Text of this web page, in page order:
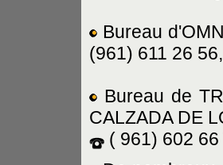
Bureau
(961) 611 26 56,
Bureau de
CALZADA DE
( 961) 602 66